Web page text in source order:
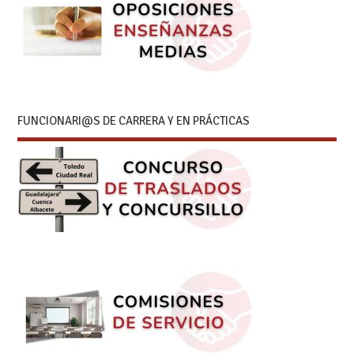
FUNCIONARI@S DE CARRERA Y EN PRÁCTICAS